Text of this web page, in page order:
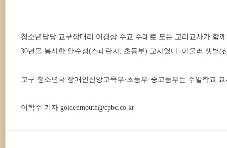
청소년담당 교구장대리 이경상 주교 주례로 모든 교리교사가 함
30년을 봉사한 안수성(스페란자, 초등부) 교사였다. 아울러 샛별
교구 청소년국 장애인신앙교육부·초등부·중고등부는 주일학교
이학주 기자 goldenmouth@cpbc.co.kr